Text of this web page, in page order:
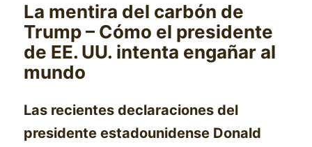
La mentira del carbón de
Trump – Cómo el presidente
de EE. UU. intenta engañar al
mundo
Las recientes declaraciones del
presidente estadounidense Donald